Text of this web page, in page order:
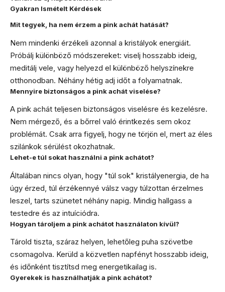
Gyakran Ismételt Kérdések
Mit tegyek, ha nem érzem a pink achát hatását?
Nem mindenki érzékeli azonnal a kristályok energiáit.
Próbálj különböző módszereket: viselj hosszabb ideig,
meditálj vele, vagy helyezd el különböző helyszínekre
otthonodban. Néhány hétig adj időt a folyamatnak.
Mennyire biztonságos a pink achát viselése?
A pink achát teljesen biztonságos viselésre és kezelésre.
Nem mérgező, és a bőrrel való érintkezés sem okoz
problémát. Csak arra figyelj, hogy ne törjön el, mert az éles
szilánkok sérülést okozhatnak.
Lehet-e túl sokat használni a pink achátot?
Általában nincs olyan, hogy "túl sok" kristályenergia, de ha
úgy érzed, túl érzékennyé válsz vagy túlzottan érzelmes
leszel, tarts szünetet néhány napig. Mindig hallgass a
testedre és az intuíciódra.
Hogyan tároljem a pink achátot használaton kívül?
Tárold tiszta, száraz helyen, lehetőleg puha szövetbe
csomagolva. Kerüld a közvetlen napfényt hosszabb ideig,
és időnként tisztítsd meg energetikailag is.
Gyerekek is használhatják a pink achátot?